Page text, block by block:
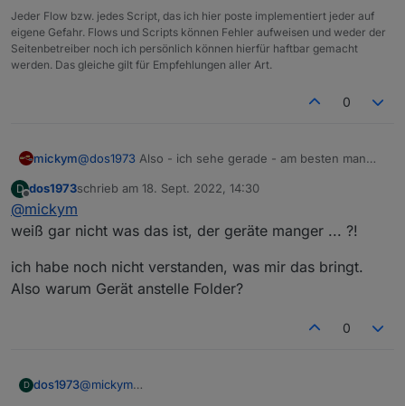
common.
Besser also wenn man statt Verzeichnis
Eventuell ist es SINNVOLLER alles über den Geräte-
Manager anzulegen und ggf. noch eigene
Eigenschaften dazu anzulegen.
Jeder Flow bzw. jedes Script, das ich hier poste implementiert jeder auf
eigene Gefahr. Flows und Scripts können Fehler aufweisen und weder der
Seitenbetreiber noch ich persönlich können hierfür haftbar gemacht
werden. Das gleiche gilt für Empfehlungen aller Art.
0
mickym@dos1973 Also - ich sehe gerade - am besten man
Problem mit dem DropDown macht.
D
Offline
dos1973schrieb am 18. Sept. 2022, 14:30
zuletzt editiert von
@mickym
weiß gar nicht was das ist, der geräte manger ... ?!
ich habe noch nicht verstanden, was mir das bringt.
Also warum Gerät anstelle Folder?
0
D dos1973@mickym